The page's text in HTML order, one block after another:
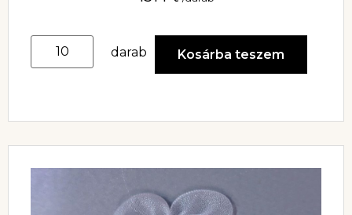
darab Kosárba teszem